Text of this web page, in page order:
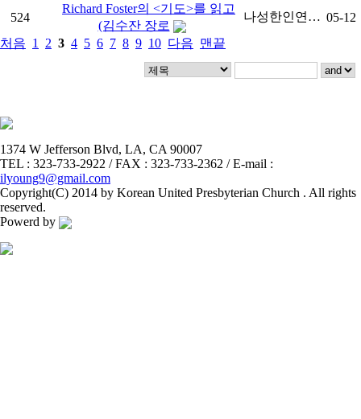
524
Richard Foster의 <기도>를 읽고
(김수잔 장로
나성한인연… 05-12
처음 1 2 3 4 5 6 7 8 9 10 다음 맨끝
1374 W Jefferson Blvd, LA, CA 90007
TEL : 323-733-2922 / FAX : 323-733-2362 / E-mail :
ilyoung9@gmail.com
Copyright(C) 2014 by Korean United Presbyterian Church . All rights
reserved.
Powerd by